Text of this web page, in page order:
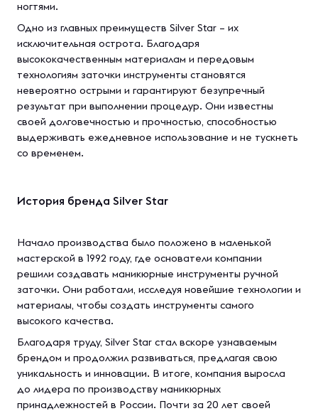
ногтями.
Одно из главных преимуществ Silver Star – их
исключительная острота. Благодаря
высококачественным материалам и передовым
технологиям заточки инструменты становятся
невероятно острыми и гарантируют безупречный
результат при выполнении процедур. Они известны
своей долговечностью и прочностью, способностью
выдерживать ежедневное использование и не тускнеть
со временем.
История бренда Silver Star
Начало производства было положено в маленькой
мастерской в 1992 году, где основатели компании
решили создавать маникюрные инструменты ручной
заточки. Они работали, исследуя новейшие технологии и
материалы, чтобы создать инструменты самого
высокого качества.
Благодаря труду, Silver Star стал вскоре узнаваемым
брендом и продолжил развиваться, предлагая свою
уникальность и инновации. В итоге, компания выросла
до лидера по производству маникюрных
принадлежностей в России. Почти за 20 лет своей